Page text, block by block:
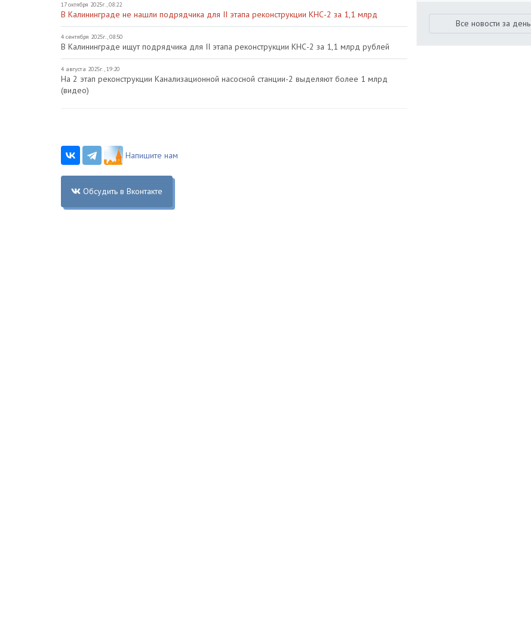
17 октября 2025г., 08:22
В Калининграде не нашли подрядчика для II этапа реконструкции КНС-2 за 1,1 млрд
4 сентября 2025г., 08:50
В Калининграде ищут подрядчика для II этапа реконструкции КНС-2 за 1,1 млрд рублей
4 августа 2025г., 19:20
На 2 этап реконструкции Канализационной насосной станции-2 выделяют более 1 млрд
(видео)
Напишите нам
Обсудить в Вконтакте
Все новости за день